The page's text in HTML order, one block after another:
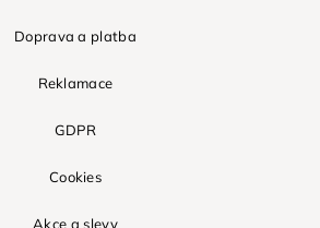
Doprava a platba
Reklamace
GDPR
Cookies
Akce a slevy